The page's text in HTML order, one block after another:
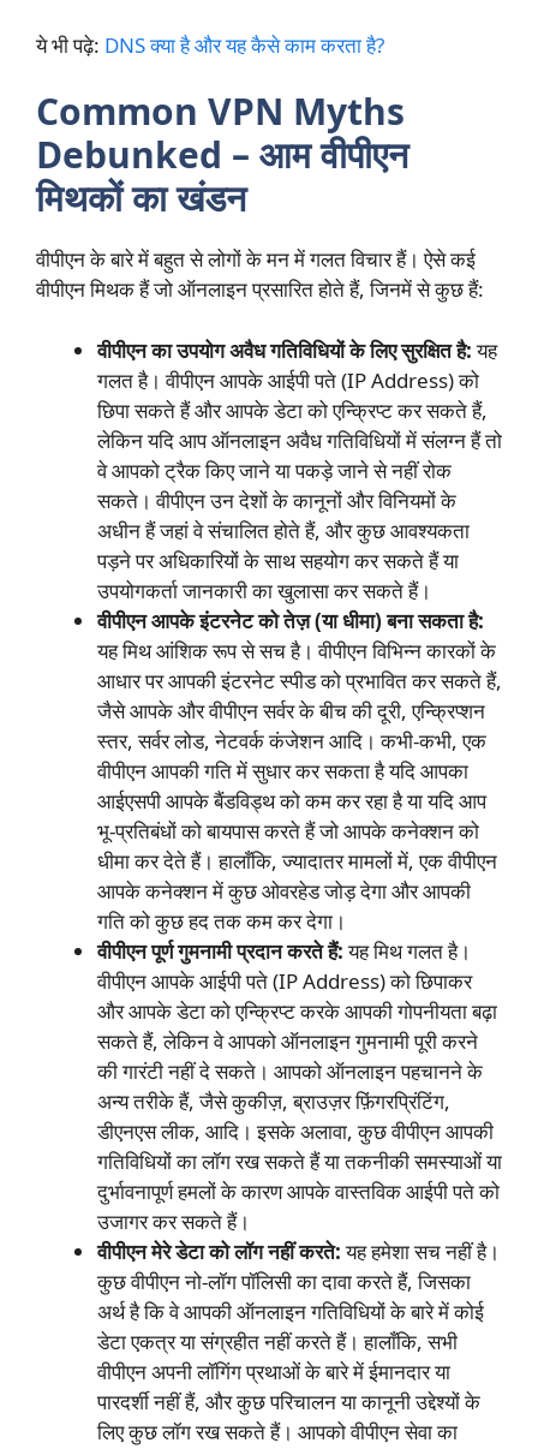
ये भी पढ़े: DNS क्या है और यह कैसे काम करता है?
Common VPN Myths
Debunked – आम वीपीएन
मिथकों का खंडन
वीपीएन के बारे में बहुत से लोगों के मन में गलत विचार हैं। ऐसे कई
वीपीएन मिथक हैं जो ऑनलाइन प्रसारित होते हैं, जिनमें से कुछ हैं:
वीपीएन का उपयोग अवैध गतिविधियों के लिए सुरक्षित है:यह
गलत है। वीपीएन आपके आईपी पते (IP Address) को
छिपा सकते हैं और आपके डेटा को एन्क्रिप्ट कर सकते हैं,
लेकिन यदि आप ऑनलाइन अवैध गतिविधियों में संलग्न हैं तो
वे आपको ट्रैक किए जाने या पकड़े जाने से नहीं रोक
सकते। वीपीएन उन देशों के कानूनों और विनियमों के
अधीन हैं जहां वे संचालित होते हैं, और कुछ आवश्यकता
पड़ने पर अधिकारियों के साथ सहयोग कर सकते हैं या
उपयोगकर्ता जानकारी का खुलासा कर सकते हैं।
वीपीएन आपके इंटरनेट को तेज़ (या धीमा) बना सकता है:
यह मिथ आंशिक रूप से सच है। वीपीएन विभिन्न कारकों के
आधार पर आपकी इंटरनेट स्पीड को प्रभावित कर सकते हैं,
जैसे आपके और वीपीएन सर्वर के बीच की दूरी, एन्क्रिप्शन
स्तर, सर्वर लोड, नेटवर्क कंजेशन आदि। कभी-कभी, एक
वीपीएन आपकी गति में सुधार कर सकता है यदि आपका
आईएसपी आपके बैंडविड्थ को कम कर रहा है या यदि आप
भू-प्रतिबंधों को बायपास करते हैं जो आपके कनेक्शन को
धीमा कर देते हैं। हालाँकि, ज्यादातर मामलों में, एक वीपीएन
आपके कनेक्शन में कुछ ओवरहेड जोड़ देगा और आपकी
गति को कुछ हद तक कम कर देगा।
वीपीएन पूर्ण गुमनामी प्रदान करते हैं:यह मिथ गलत है।
वीपीएन आपके आईपी पते (IP Address) को छिपाकर
और आपके डेटा को एन्क्रिप्ट करके आपकी गोपनीयता बढ़ा
सकते हैं, लेकिन वे आपको ऑनलाइन गुमनामी पूरी करने
की गारंटी नहीं दे सकते। आपको ऑनलाइन पहचानने के
अन्य तरीके हैं, जैसे कुकीज़, ब्राउज़र फ़िंगरप्रिंटिंग,
डीएनएस लीक, आदि। इसके अलावा, कुछ वीपीएन आपकी
गतिविधियों का लॉग रख सकते हैं या तकनीकी समस्याओं या
दुर्भावनापूर्ण हमलों के कारण आपके वास्तविक आईपी पते को
उजागर कर सकते हैं।
वीपीएन मेरे डेटा को लॉग नहीं करते:यह हमेशा सच नहीं है।
कुछ वीपीएन नो-लॉग पॉलिसी का दावा करते हैं, जिसका
अर्थ है कि वे आपकी ऑनलाइन गतिविधियों के बारे में कोई
डेटा एकत्र या संग्रहीत नहीं करते हैं। हालाँकि, सभी
वीपीएन अपनी लॉगिंग प्रथाओं के बारे में ईमानदार या
पारदर्शी नहीं हैं, और कुछ परिचालन या कानूनी उद्देश्यों के
लिए कुछ लॉग रख सकते हैं। आपको वीपीएन सेवा का